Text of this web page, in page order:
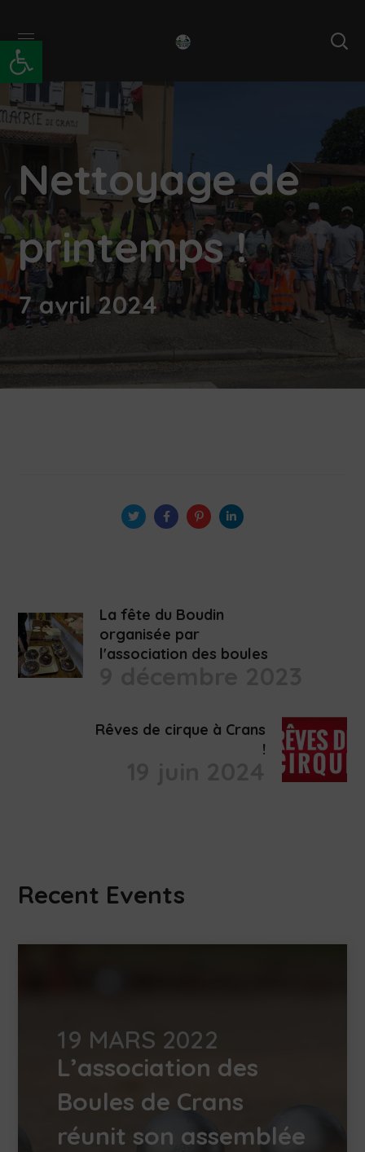
Ouvrir la barre d’outils
Nettoyage de
printemps !
7 avril 2024
La fête du Boudin
organisée par
l'association des boules
Rêves de cirque à Crans
!
Recent Events
19 MARS 2022
L’association des
Boules de Crans
réunit son assemblée